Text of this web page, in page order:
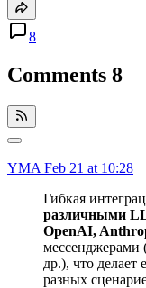
8
Comments 8
YMA Feb 21 at 10:28
Гибкая
различными
OpenAI,
мессенджерами
др.), что делает
разных